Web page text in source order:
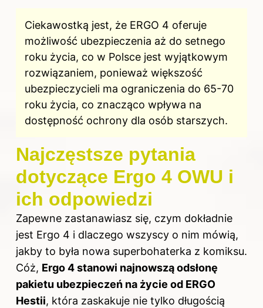
Ciekawostką jest, że ERGO 4 oferuje
możliwość ubezpieczenia aż do setnego
roku życia, co w Polsce jest wyjątkowym
rozwiązaniem, ponieważ większość
ubezpieczycieli ma ograniczenia do 65-70
roku życia, co znacząco wpływa na
dostępność ochrony dla osób starszych.
Najczęstsze pytania
dotyczące Ergo 4 OWU i
ich odpowiedzi
Zapewne zastanawiasz się, czym dokładnie
jest Ergo 4 i dlaczego wszyscy o nim mówią,
jakby to była nowa superbohaterka z komiksu.
Cóż, Ergo 4 stanowi najnowszą odsłonę
pakietu ubezpieczeń na życie od ERGO
Hestii, która zaskakuje nie tylko długością